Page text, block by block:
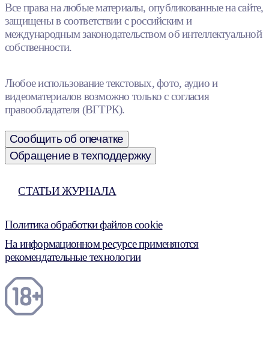
Все права на любые материалы, опубликованные на сайте,
защищены в соответствии с российским и
международным законодательством об интеллектуальной
собственности.
Любое использование текстовых, фото, аудио и
видеоматериалов возможно только с согласия
правообладателя (ВГТРК).
Сообщить об опечатке
Обращение в техподдержку
СТАТЬИ ЖУРНАЛА
Политика обработки файлов cookie
На информационном ресурсе применяются
рекомендательные технологии